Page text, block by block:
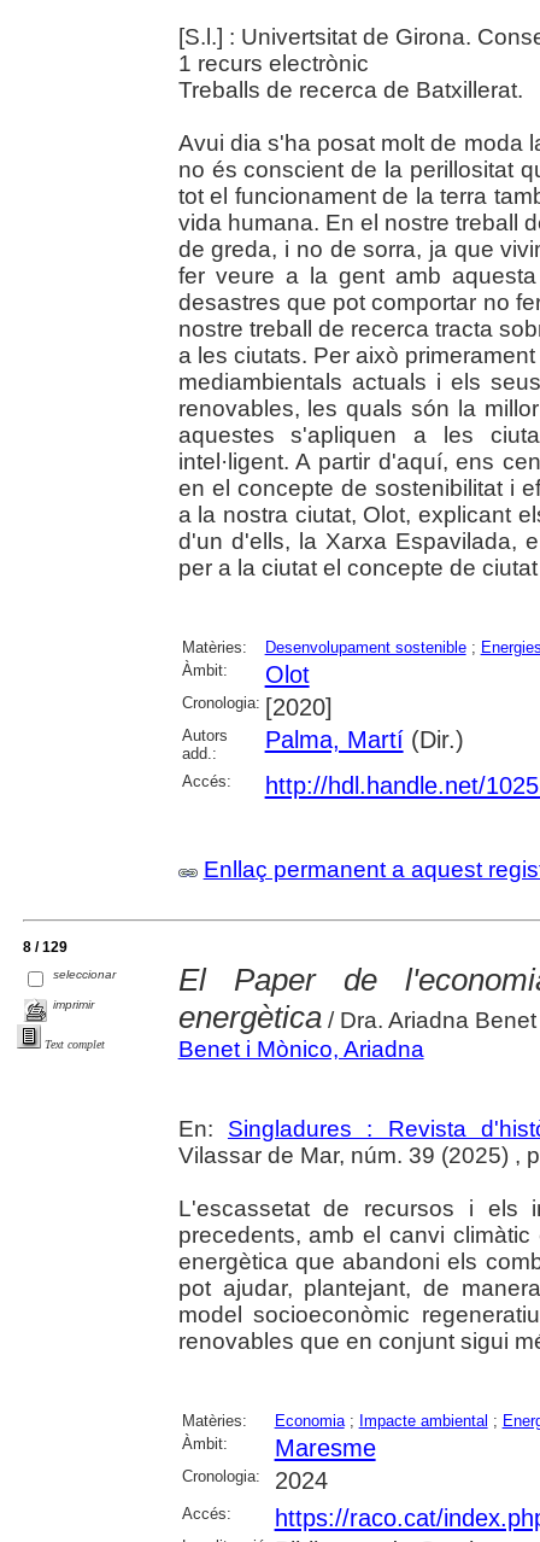
[S.l.] : Univertsitat de Girona.
1 recurs electrònic
Treballs de recerca de Batxillerat.
Avui dia s'ha posat molt de moda
no és conscient de la perillositat
tot el funcionament de la terra
vida humana. En el nostre treball
de greda, i no de sorra, ja que
fer veure a la gent amb
desastres que pot comportar no
nostre treball de recerca tracta
a les ciutats. Per això
mediambientals actuals i els
renovables, les quals són la
aquestes s'apliquen a les
intel·ligent. A partir d'aquí, ens
en el concepte de sostenibilitat i
a la nostra ciutat, Olot, explicant
d'un d'ells, la Xarxa Espavilada,
per a la ciutat el concepte de ciutat
Matèries: Desenvolupament sostenible;
Àmbit:
Olot
Cronologia: [2020]
Autors
add.:
Palma, Martí(Dir.)
Accés: http://hdl.handle.net/
Enllaç permanent a aquest
8 / 129
seleccionar
imprimir
Text complet
El Paper de
energètica/ Dra. Ariadna
Benet i Mònico, Ariadna
En: Singladures : Revista
Vilassar de Mar, núm. 39 (2025) ,
L'escassetat de recursos i els
precedents, amb el canvi
energètica que abandoni els
pot ajudar, plantejant, de
model socioeconòmic
renovables que en conjunt sigui
Matèries: Economia; Impacte ambiental ;
Àmbit:
Maresme
Cronologia: 2024
Accés: https://raco.cat/